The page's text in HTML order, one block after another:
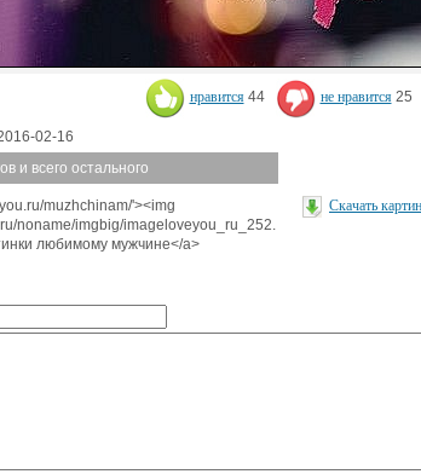
нравится 44 не нравится 25
02-16
и всего остального
muzhchinam/'><img
noname/imgbig/imageloveyou_ru_252.
любимому мужчине</a>
Скачать